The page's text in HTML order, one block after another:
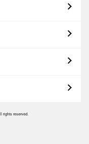
rights reserved.